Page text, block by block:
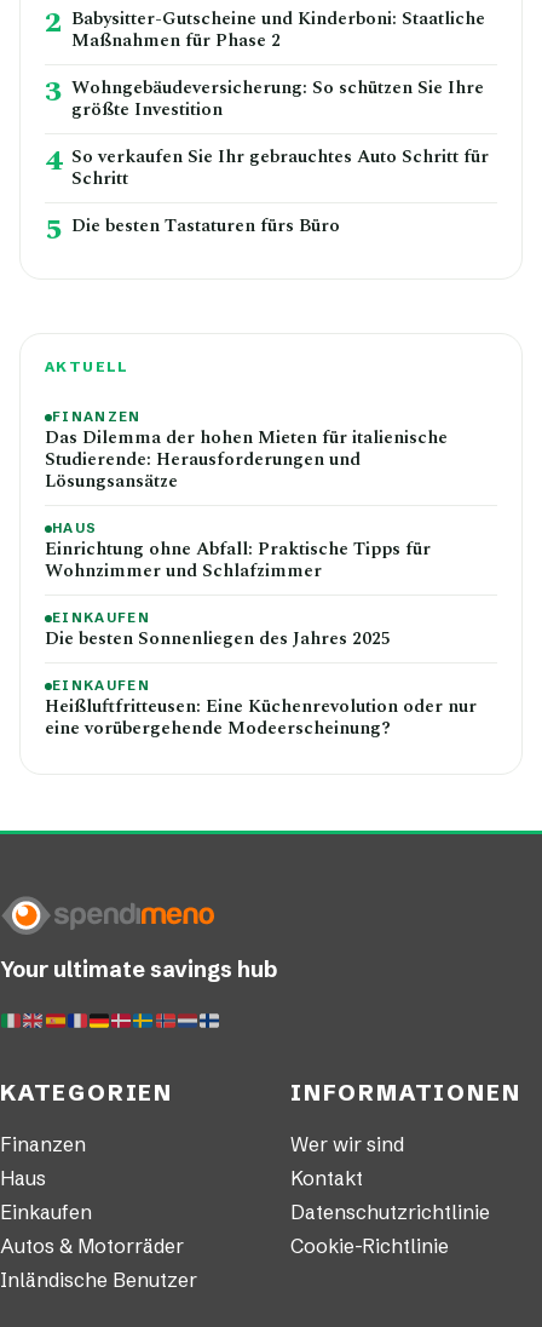
2 Babysitter-Gutscheine und Kinderboni: Staatliche
Maßnahmen für Phase 2
3 Wohngebäudeversicherung: So schützen Sie Ihre
größte Investition
4 So verkaufen Sie Ihr gebrauchtes Auto Schritt für
Schritt
5 Die besten Tastaturen fürs Büro
AKTUELL
FINANZEN
Das Dilemma der hohen Mieten für italienische
Studierende: Herausforderungen und
Lösungsansätze
HAUS
Einrichtung ohne Abfall: Praktische Tipps für
Wohnzimmer und Schlafzimmer
EINKAUFEN
Die besten Sonnenliegen des Jahres 2025
EINKAUFEN
Heißluftfritteusen: Eine Küchenrevolution oder nur
eine vorübergehende Modeerscheinung?
Your ultimate savings hub
KATEGORIEN
Finanzen
Haus
Einkaufen
Autos & Motorräder
Inländische Benutzer
INFORMATIONEN
Wer wir sind
Kontakt
Datenschutzrichtlinie
Cookie-Richtlinie